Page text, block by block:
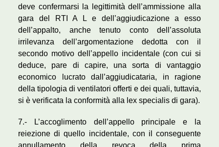
deve confermarsi la legittimità dell’ammissione alla
gara del RTI A L e dell’aggiudicazione a esso
dell’appalto, anche tenuto conto dell’assoluta
irrilevanza dell’argomentazione dedotta con il
secondo motivo dell’appello incidentale (con cui si
deduce, pare di capire, una sorta di vantaggio
economico lucrato dall’aggiudicataria, in ragione
della tipologia di ventilatori offerti e dei quali, tuttavia,
si è verificata la conformità alla lex specialis di gara).
7.- L’accoglimento dell’appello principale e la
reiezione di quello incidentale, con il conseguente